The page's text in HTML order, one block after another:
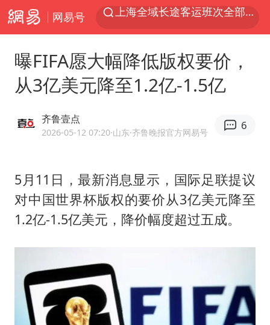
网易号
今日15时起福州地铁高架区段停运
上门女婿出轨女邻居多年被判重婚罪
2025年小学教师减少13.19万
王艺迪无缘横滨赛决赛
于东来直播和胖东来核心团队开会
上海大部迎大暴雨
《龙餐馆》 冲奖
蒯曼挺进WTT横滨冠军赛女单四强
曝FIFA愿大幅降低版权要价，
从3亿美元降至1.2亿-1.5亿
齐鲁壹点
2026-05-12 07:20·山东·齐鲁晚报官方网易号
6
5月11日，最新消息显示，国际足联提议
对中国世界杯版权的要价从3亿美元降至
1.2亿-1.5亿美元，降价幅度超过五成。